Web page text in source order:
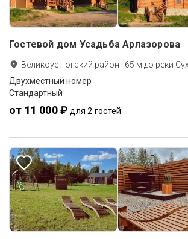
Гостевой дом Усадьба Арлазорова
Великоустюгский район · 65 м до реки
Двухместный номер
Стандартный
от 11 000 ₽ для 2 гостей